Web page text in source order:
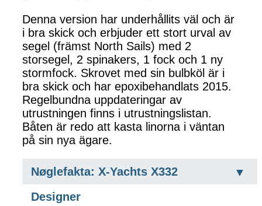
Denna version har underhållits väl och är
i bra skick och erbjuder ett stort urval av
segel (främst North Sails) med 2
storsegel, 2 spinakers, 1 fock och 1 ny
stormfock. Skrovet med sin bulbköl är i
bra skick och har epoxibehandlats 2015.
Regelbundna uppdateringar av
utrustningen finns i utrustningslistan.
Båten är redo att kasta linorna i väntan
på sin nya ägare.
Nøglefakta: X-Yachts X332
Designer